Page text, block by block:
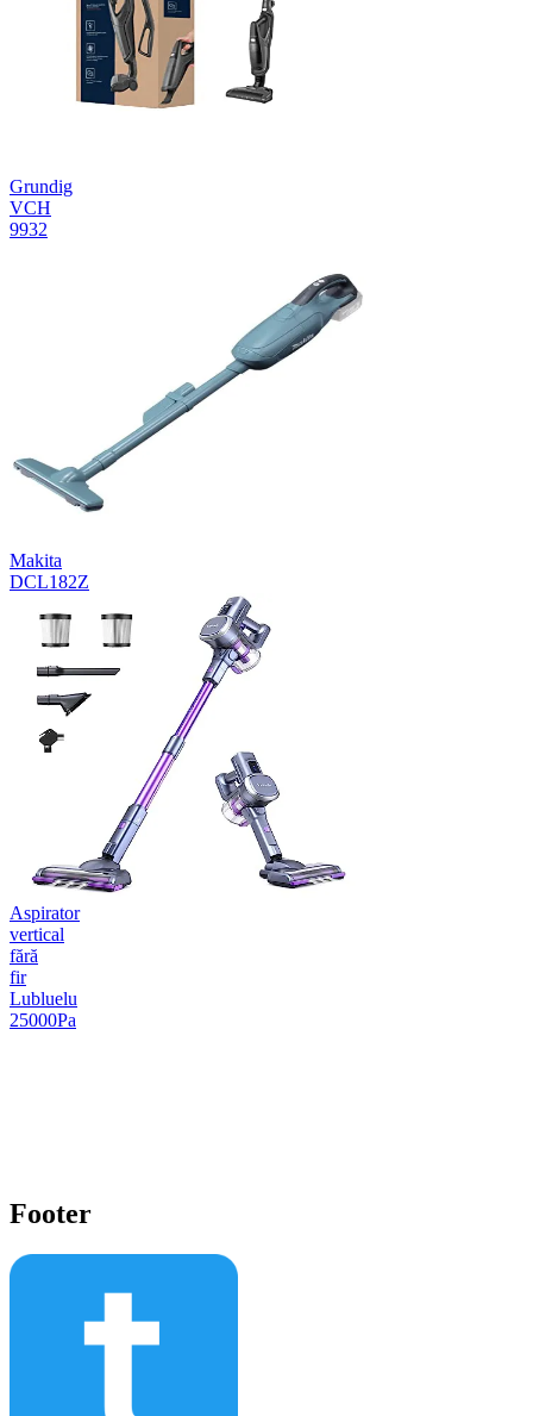
Grundig
VCH
9932
Makita
DCL182Z
Aspirator
vertical
fără
fir
Lubluelu
25000Pa
Footer